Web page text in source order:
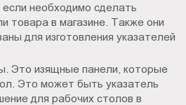
необходимо сделать
товара в магазине. Также они
для изготовления указателей
Это изящные панели, которые
Это может быть указатель
для рабочих столов в